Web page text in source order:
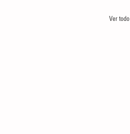
Ver todo